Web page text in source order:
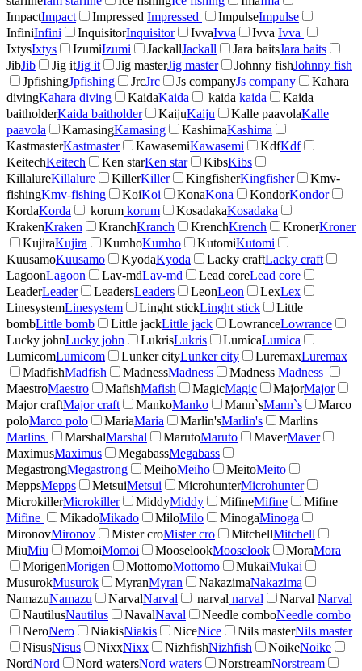
ImpactImpact Impressed Impressed ImpulseImpulse
InfiniInfini InquisitorInquisitor IvvaIvva Ivva Ivva
IxtysIxtys IzumiIzumi JackallJackall Jara baitsJara baits
JibJib Jig itJig it Jig masterJig master Johnny fishJohnny fish
JpfishingJpfishing JrcJrc Js companyJs company
Kahara
divingKahara diving KaidaKaida kaida kaida
Kaida
baitholderKaida baitholder KaijuKaiju Kalle paavolaKalle
paavola
KamasingKamasing KashimaKashima
KastmasterKastmaster KawasemiKawasemi KdfKdf
KeitechKeitech Ken starKen star KibsKibs
KillalureKillalure KillerKiller KingfisherKingfisher
Kmv-
fishingKmv-fishing KoiKoi KonaKona KondorKondor
KordaKorda korum korum KosadakaKosadaka
KrakenKraken KranchKranch KrenchKrench KronerKroner
KujiraKujira KumhoKumho KutomiKutomi
KuusamoKuusamo KyodaKyoda Lacky craftLacky craft
LagoonLagoon Lav-mdLav-md Lead coreLead core
LeaderLeader LeadersLeaders LeonLeon LexLex
LinesystemLinesystem Linght stickLinght stick
Little
bombLittle bomb Little jackLittle jack LowranceLowrance
Lucky johnLucky john LukrisLukris LumicaLumica
LumicomLumicom Lunker cityLunker city LuremaxLuremax
MadfishMadfish MadnessMadness Madness Madness
MaestroMaestro MafishMafish MagicMagic MajorMajor
Major craftMajor craft MankoManko Mann`sMann`s
Marco
poloMarco polo MariaMaria Marlin'sMarlin's
Marlins
Marlins
MarshalMarshal MarutoMaruto MaverMaver
MaximusMaximus MegabassMegabass
MegastrongMegastrong MeihoMeiho MeitoMeito
MeppsMepps MetsuiMetsui MicrohunterMicrohunter
MicrokillerMicrokiller MiddyMiddy MifineMifine
Mifine
Mifine
MikadoMikado MiloMilo MinogaMinoga
MironovMironov Mister croMister cro MitchellMitchell
MiuMiu MomoiMomoi MooselookMooselook MoraMora
MorigenMorigen MottomoMottomo MukaiMukai
MusurokMusurok MyranMyran NakazimaNakazima
NamazuNamazu NarvalNarval narval narval Narval Narval
NautilusNautilus NavalNaval Needle comboNeedle combo
NeroNero NiakisNiakis NiceNice Nils masterNils master
NisusNisus NixxNixx NizhfishNizhfish NoikeNoike
NordNord Nord watersNord waters NorstreamNorstream